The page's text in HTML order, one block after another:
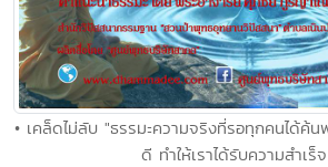
• เคล็ดไม่ลับ "ธรรมะความจริงที่รอทุกคนได้ค้
ดี ทำให้เราได้รับความสำเ